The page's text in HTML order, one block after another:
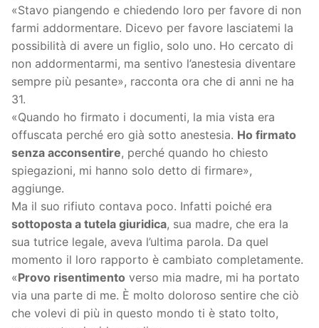
«Stavo piangendo e chiedendo loro per favore di non
farmi addormentare. Dicevo per favore lasciatemi la
possibilità di avere un figlio, solo uno. Ho cercato di
non addormentarmi, ma sentivo l’anestesia diventare
sempre più pesante», racconta ora che di anni ne ha
31.
«Quando ho firmato i documenti, la mia vista era
offuscata perché ero già sotto anestesia. Ho firmato
senza acconsentire, perché quando ho chiesto
spiegazioni, mi hanno solo detto di firmare»,
aggiunge.
Ma il suo rifiuto contava poco. Infatti poiché era
sottoposta a tutela giuridica, sua madre, che era la
sua tutrice legale, aveva l’ultima parola. Da quel
momento il loro rapporto è cambiato completamente.
«Provo risentimento verso mia madre, mi ha portato
via una parte di me. È molto doloroso sentire che ciò
che volevi di più in questo mondo ti è stato tolto,